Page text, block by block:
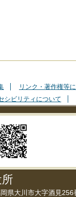
リンク・著作権等
シビリティについて
県大川市大字酒見256